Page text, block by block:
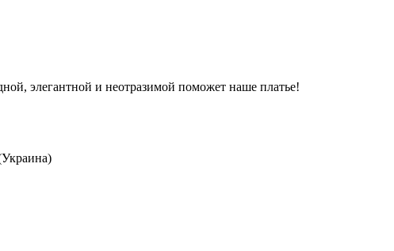
элегантной и неотразимой поможет наше платье!